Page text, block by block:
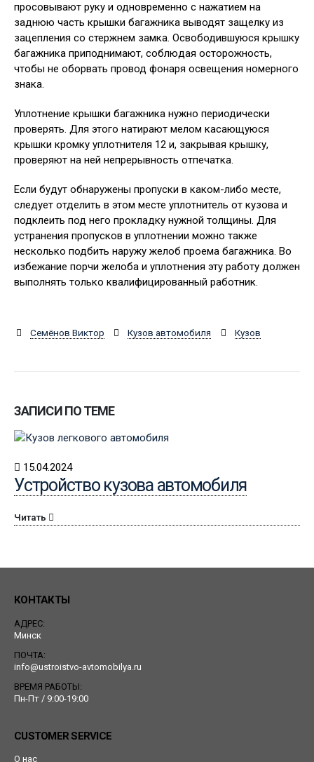
просовывают руку и одновременно с нажатием на
заднюю часть крышки багажника выводят защелку из
зацепления со стержнем замка. Освободившуюся крышку
багажника приподнимают, соблюдая осторожность,
чтобы не оборвать провод фонаря освещения номерного
знака.
Уплотнение крышки багажника нужно периодически
проверять. Для этого натирают мелом касающуюся
крышки кромку уплотнителя 12 и, закрывая крышку,
проверяют на ней непрерывность отпечатка.
Если будут обнаружены пропуски в каком-либо месте,
следует отделить в этом месте уплотнитель от кузова и
подклеить под него прокладку нужной толщины. Для
устранения пропусков в уплотнении можно также
несколько подбить наружу желоб проема багажника. Во
избежание порчи желоба и уплотнения эту работу должен
выполнять только квалифицированный работник.
Семёнов Виктор Кузов автомобиля Кузов
ЗАПИСИ ПО ТЕМЕ
15.04.2024
Устройство кузова автомобиля
Читать
КОНТАКТЫ
АДРЕС:
Минск
ПОЧТА:
info@ustroistvo-avtomobilya.ru
ВРЕМЯ РАБОТЫ:
Пн-Пт / 9:00-19:00
CUSTOMER SERVICE
О нас